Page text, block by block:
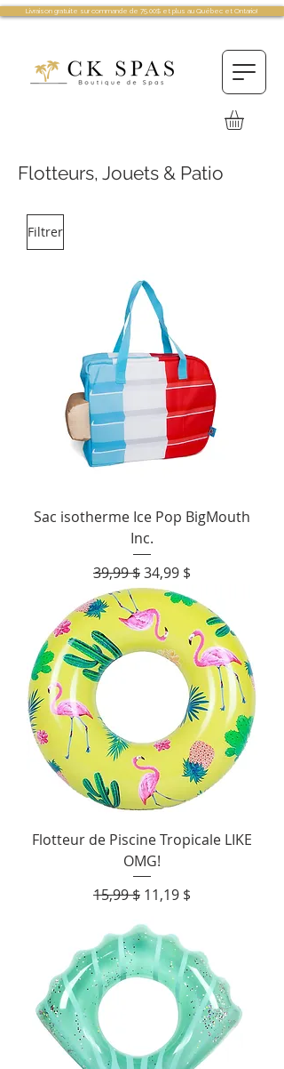
Livraison gratuite sur commande de 75.00$ et plus au Québec et Ontario!
Flotteurs, Jouets & Patio
Filtrer
Sac isotherme Ice Pop BigMouth
Inc.
Prix original
39,99 $Prix promotionnel
34,99 $
Flotteur de Piscine Tropicale LIKE
OMG!
Prix original
15,99 $ Prix promotionnel
11,19 $